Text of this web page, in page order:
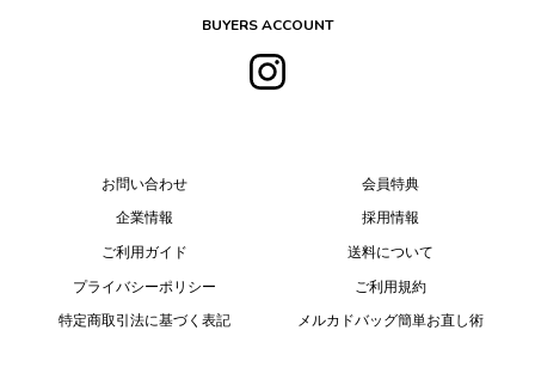
BUYERS ACCOUNT
お問い合わせ
企業情報
ご利用ガイド
プライバシーポリシー
特定商取引法に基づく表記
会員特典
採用情報
送料について
ご利用規約
メルカドバッグ簡単お直し術